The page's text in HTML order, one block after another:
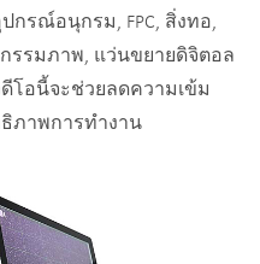
กรณ์อนุกรม, FPC, สิ่งทอ,
รรมภาพ, แว่นขยายดิจิตอล
โอนี้จะช่วยลดความเข้ม
ภาพการทำงาน